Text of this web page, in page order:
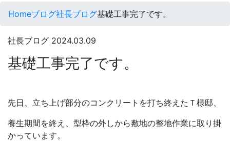
Homeブログ社長ブログ基礎工事完了です。
社長ブログ 2024.03.09
基礎工事完了です。
先日、立ち上げ部分のコンクリートを打ち終えたＴ様邸、
養生期間を終え、型枠の外しから敷地の整地作業に取り掛
かっています。